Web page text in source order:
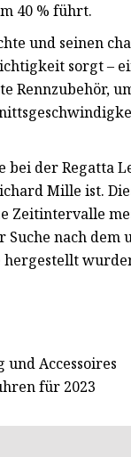
40 % führt.
und seinen
sorgt –
Rennzubehör,
der Regatta
Mille ist.
Suche nach
hergestellt
Accessoires
für 2023